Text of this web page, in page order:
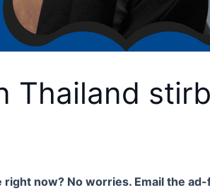
Thailand
right now? No worries. Email the